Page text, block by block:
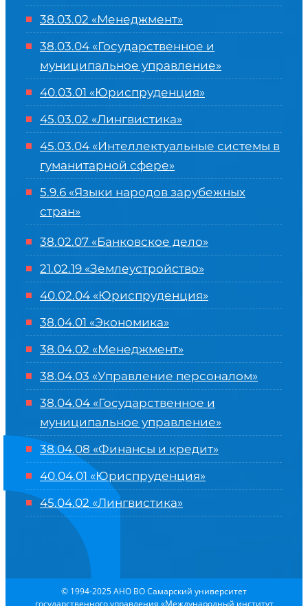
38.03.02 «Менеджмент»
38.03.04 «Государственное и
муниципальное управление»
40.03.01 «Юриспруденция»
45.03.02 «Лингвистика»
45.03.04 «Интеллектуальные системы в
гуманитарной сфере»
5.9.6 «Языки народов зарубежных
стран»
38.02.07 «Банковское дело»
21.02.19 «Землеустройство»
40.02.04 «Юриспруденция»
38.04.01 «Экономика»
38.04.02 «Менеджмент»
38.04.03 «Управление персоналом»
38.04.04 «Государственное и
муниципальное управление»
38.04.08 «Финансы и кредит»
40.04.01 «Юриспруденция»
45.04.02 «Лингвистика»
© 1994-2025 АНО ВО Самарский университет
государственного управления «Международный институт